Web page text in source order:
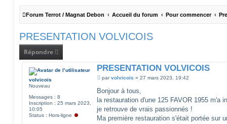
Forum Terrot / Magnat Debon Accueil du forum Pour commencer
PRESENTATION VOLVICOIS
Répondre
volvicois
Nouveau
Messages : 8
Inscription : 25 mars 2023,
10:05
Status : Hors-ligne
PRESENTATION VOLVICOIS
M
s
a
g
parvolvicois »27 mars 2023, 19:42
Bonjour à tous,
la restauration d'une 125 FAVOR 1955 m'a
je retrouve de vrais passionnés !
Ma première restauration s'était portée sur